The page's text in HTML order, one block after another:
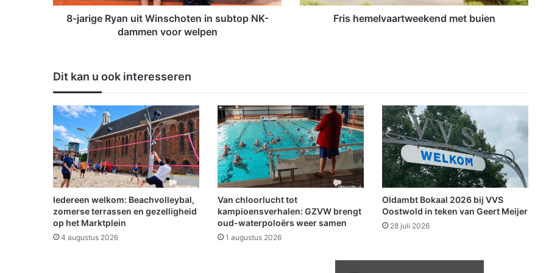
R
t
W
i
s
c
h
o
t
e
n
i
n
8-jarige Ryan uit Winschoten in subtop NK-
dammen voor welpen
l
e
e
k
e
n
d
m
e
b
u
Fris hemelvaartweekend met buien
Dit kan u ook interesseren
Iedereen welkom: Beachvolleybal,
zomerse terrassen en gezelligheid
op het Marktplein
4 augustus 2026
Van chloorlucht tot
kampioensverhalen: GZVW brengt
oud-waterpoloërs weer samen
1 augustus 2026
Oldambt Bokaal 2026 bij VVS
Oostwold in teken van Geert Meijer
28 juli 2026